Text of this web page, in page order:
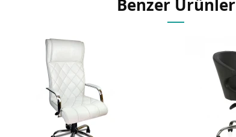
Benzer Ürünler